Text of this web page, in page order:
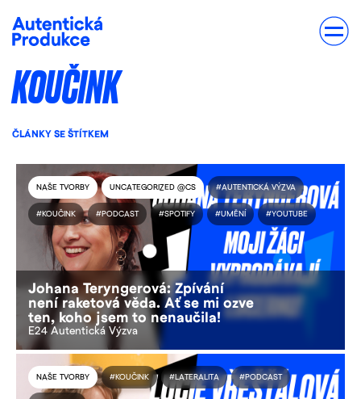
KOUČINK
ČLÁNKY SE ŠTÍTKEM
NAŠE TVORBY UNCATEGORIZED @CS #AUTENTICKÁ VÝZVA
#KOUČINK #PODCAST #SPOTIFY #UMĚNÍ #YOUTUBE
Johana Teryngerová: Zpívání
není raketová věda. Ať se mi ozve
ten, koho jsem to nenaučila!
E24 Autentická Výzva
NAŠE TVORBY #KOUČINK #LATERALITA #PODCAST